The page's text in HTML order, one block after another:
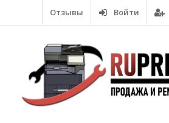
Отзывы Войти